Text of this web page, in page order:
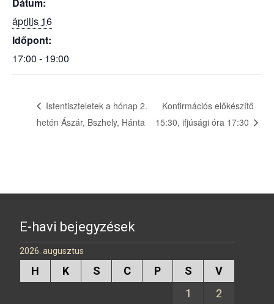
Dátum:
április 16
Időpont:
17:00 - 19:00
Istentiszteletek a hónap 2.
hetén Ászár, Bszhely, Hánta
Konfirmációs előkészítő
15:30, ifjúsági óra 17:30
E-havi bejegyzések
2026. augusztus
H K S C P S
V
1
2